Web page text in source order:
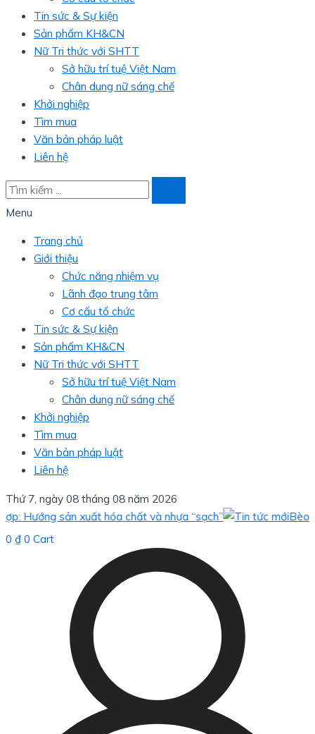
Tin sức & Sự kiện
Sản phẩm KH&CN
Nữ Tri thức với SHTT
Sở hữu trí tuệ Việt Nam
Chân dung nữ sáng chế
Khởi nghiệp
Tìm mua
Văn bản pháp luật
Liên hệ
Menu
Trang chủ
Giới thiệu
Chức năng nhiệm vụ
Lãnh đạo trung tâm
Cơ cấu tổ chức
Tin sức & Sự kiện
Sản phẩm KH&CN
Nữ Tri thức với SHTT
Sở hữu trí tuệ Việt Nam
Chân dung nữ sáng chế
Khởi nghiệp
Tìm mua
Văn bản pháp luật
Liên hệ
Thứ 7, ngày 08 tháng 08 năm 2026
sản xuất hóa chất và nhựa “sạch”
Bèo hoa
0 ₫ 0 Cart